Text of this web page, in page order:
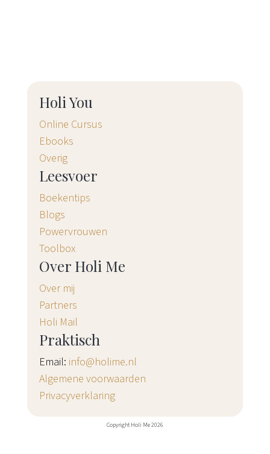
Holi You
Online Cursus
Ebooks
Overig
Leesvoer
Boekentips
Blogs
Powervrouwen
Toolbox
Over Holi Me
Over mij
Partners
Holi Mail
Praktisch
Email: info@holime.nl
Algemene voorwaarden
Privacyverklaring
Copyright Holi Me 2026